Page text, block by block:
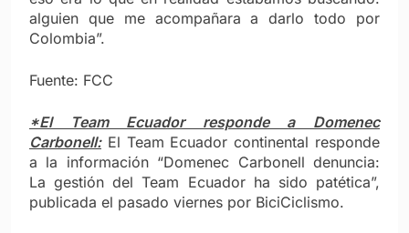
alguien que me acompañara a darlo todo por
Colombia”.
Fuente: FCC
*El Team Ecuador responde a Domenec
Carbonell:El Team Ecuador continental responde
a la información “Domenec Carbonell denuncia:
La gestión del Team Ecuador ha sido patética”,
publicada el pasado viernes por BiciCiclismo.